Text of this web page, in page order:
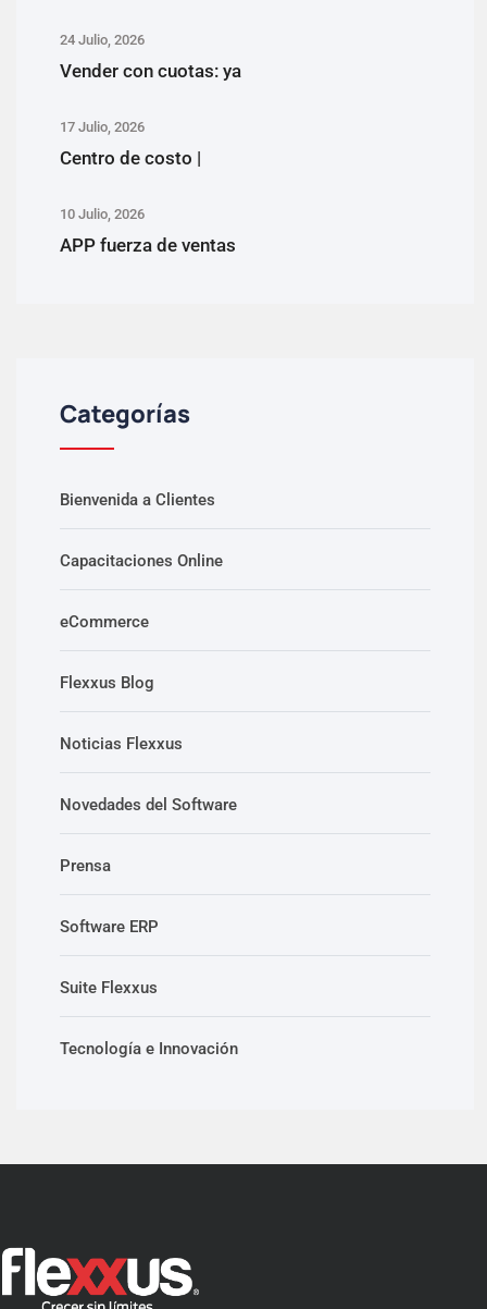
24 Julio, 2026
Vender con cuotas: ya
17 Julio, 2026
Centro de costo |
10 Julio, 2026
APP fuerza de ventas
Categorías
Bienvenida a Clientes
Capacitaciones Online
eCommerce
Flexxus Blog
Noticias Flexxus
Novedades del Software
Prensa
Software ERP
Suite Flexxus
Tecnología e Innovación